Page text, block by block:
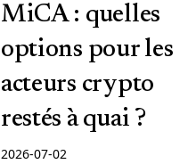
MiCA : quelles
options pour les
acteurs crypto
restés à quai ?
2026-07-02